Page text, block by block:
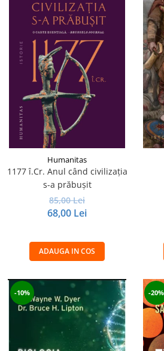
Humanitas
1177 î.Cr. Anul când civilizaţia
s-a prăbuşit
85,00 Lei
68,00 Lei
ADAUGA IN COS
-10% -20%